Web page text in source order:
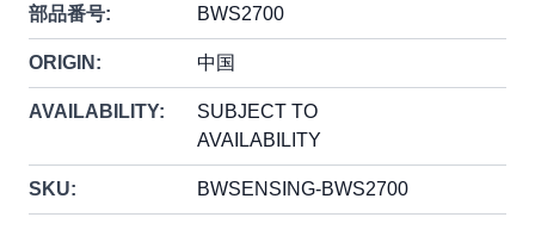
部品番号: BWS2700
ORIGIN: 中国
AVAILABILITY:
SUBJECT TO
AVAILABILITY
SKU: BWSENSING-BWS2700